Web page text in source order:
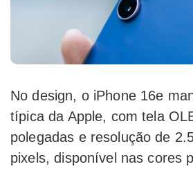
No design, o iPhone 16e mantém a estética
típica da Apple, com tela
polegadas e resolução de
pixels, disponível nas cores